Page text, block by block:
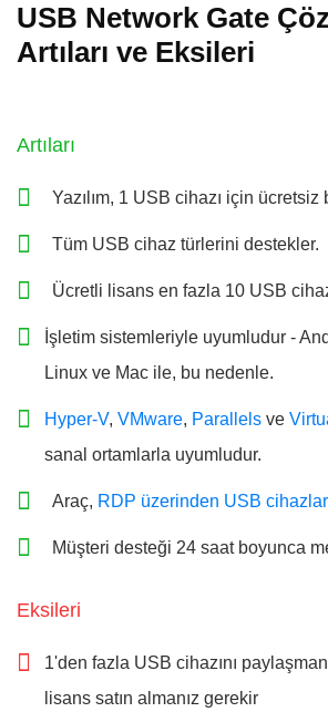
USB Network Gate
Artıları ve Eksileri
Artıları
Yazılım, 1 USB cihazı için ücretsiz
Tüm USB cihaz türlerini destekler.
Ücretli lisans en fazla 10 USB
İşletim sistemleriyle uyumludur -
Linux ve Mac ile, bu nedenle.
Hyper-V,VMware, Parallels ve
sanal ortamlarla uyumludur.
Araç, RDP üzerinden USB
Müşteri desteği 24 saat boyunca
Eksileri
1'den fazla USB cihazını
lisans satın almanız gerekir